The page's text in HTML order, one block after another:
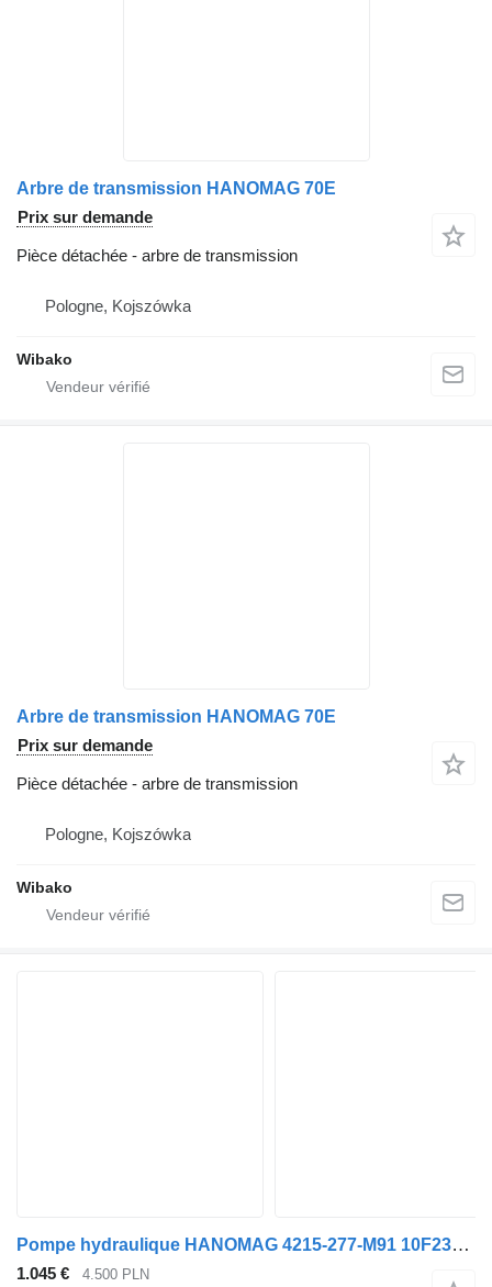
Arbre de transmission HANOMAG 70E
Prix sur demande
Pièce détachée - arbre de transmission
Pologne, Kojszówka
Wibako
Arbre de transmission HANOMAG 70E
Prix sur demande
Pièce détachée - arbre de transmission
Pologne, Kojszówka
Wibako
Pompe hydraulique HANOMAG 4215-277-M91 10F23106
1.045 € 4.500 PLN